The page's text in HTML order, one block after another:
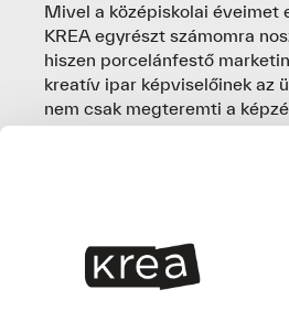
Mivel a középiskolai éveimet
KREA egyrészt számomra
hiszen porcelánfestő
kreatív ipar képviselőinek az
nem csak megteremti a
minél gyakorlatiasabb
MI A SZAKMAI
MUNKÁD
Munkám egyik esszenciája a
hirdetést vagy egy videót
tervezek meg. A másik